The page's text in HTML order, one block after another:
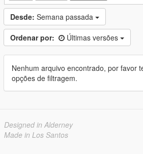
Desde: Semana passada
Ordenar por: Últimas versões
Nenhum arquivo encontrado, por favor
opções de filtragem.
Designed in Alderney
Made in Los Santos